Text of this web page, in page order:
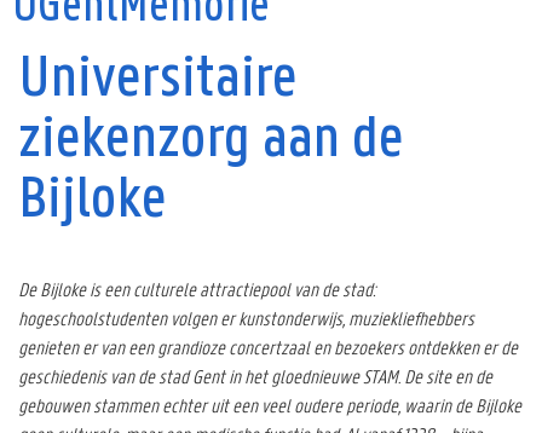
Universitaire
ziekenzorg aan de
Bijloke
De Bijloke is een culturele attractiepool van de stad:
hogeschoolstudenten volgen er kunstonderwijs, muziekliefhebbers
genieten er van een grandioze concertzaal en bezoekers ontdekken er de
geschiedenis van de stad Gent in het gloednieuwe STAM. De site en de
gebouwen stammen echter uit een veel oudere periode, waarin de Bijloke